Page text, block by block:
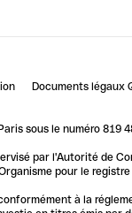
Documents légaux
sous le numéro 819
par l'Autorité de
pour le
à la